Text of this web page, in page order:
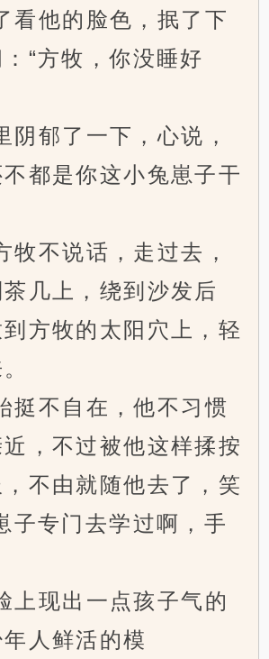
他的脸色，抿了下
“方牧，你没睡好
郁了一下，心说，
都是你这小兔崽子干
不说话，走过去，
几上，绕到沙发后
方牧的太阳穴上，轻
不自在，他不习惯
，不过被他这样揉按
不由就随他去了，笑
子专门去学过啊，手
现出一点孩子气的
人鲜活的模